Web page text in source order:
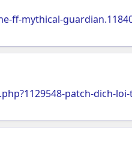
ff-mythical-
patch-dich-